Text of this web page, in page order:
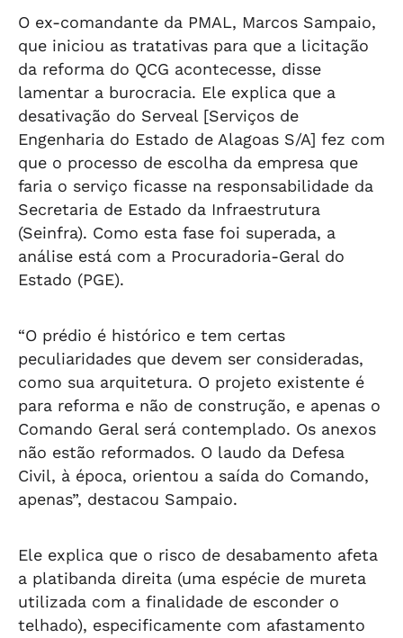
O ex-comandante da PMAL, Marcos Sampaio,
que iniciou as tratativas para que a licitação
da reforma do QCG acontecesse, disse
lamentar a burocracia. Ele explica que a
desativação do Serveal [Serviços de
Engenharia do Estado de Alagoas S/A] fez com
que o processo de escolha da empresa que
faria o serviço ficasse na responsabilidade da
Secretaria de Estado da Infraestrutura
(Seinfra). Como esta fase foi superada, a
análise está com a Procuradoria-Geral do
Estado (PGE).
“O prédio é histórico e tem certas
peculiaridades que devem ser consideradas,
como sua arquitetura. O projeto existente é
para reforma e não de construção, e apenas o
Comando Geral será contemplado. Os anexos
não estão reformados. O laudo da Defesa
Civil, à época, orientou a saída do Comando,
apenas”, destacou Sampaio.
Ele explica que o risco de desabamento afeta
a platibanda direita (uma espécie de mureta
utilizada com a finalidade de esconder o
telhado), especificamente com afastamento